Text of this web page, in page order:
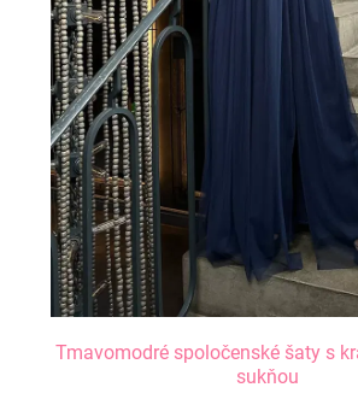
Tmavomodré spoločenské šaty s
sukňou